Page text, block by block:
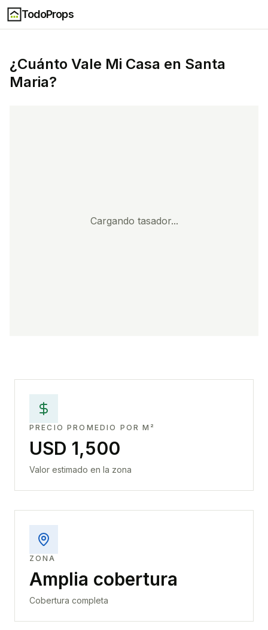
TodoProps
¿Cuánto Vale Mi Casa en Santa
Maria?
Cargando tasador...
PRECIO PROMEDIO POR M²
USD 1,500
Valor estimado en la zona
ZONA
Amplia cobertura
Cobertura completa